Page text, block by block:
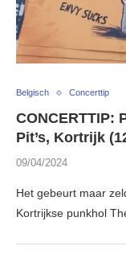
Belgisch Concerttip
CONCERTTIP:
Pit’s, Kortrijk
09/04/2024
Het gebeurt maar
Kortrijkse punkhol